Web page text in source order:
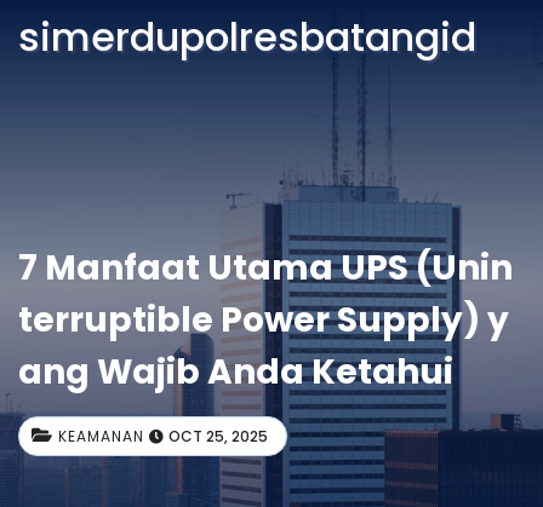
simerdupolresbatangid
7 Manfaat Utama UPS (Unin
terruptible Power Supply) y
ang Wajib Anda Ketahui
KEAMANAN OCT 25, 2025